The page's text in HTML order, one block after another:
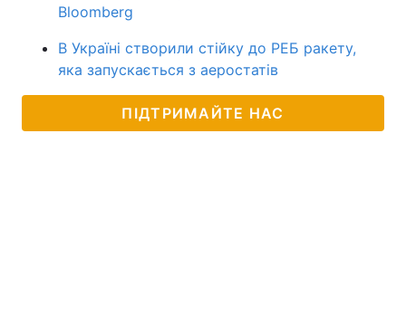
Bloomberg
В Україні створили стійку до РЕБ ракету,
яка запускається з аеростатів
ПІДТРИМАЙТЕ НАС